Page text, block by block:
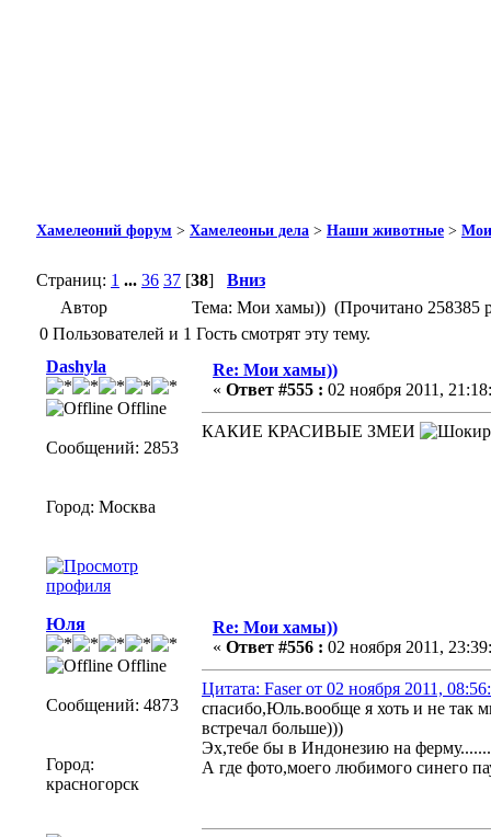
Хамелеоний форум > Хамелеоньи дела > Наши животные >
Страниц: 1 ... 36 37 [38] Вниз
Автор
Тема: Мои хамы)) (Прочитано 258385
0 Пользователей и 1 Гость смотрят эту тему.
Dashyla
Offline
Сообщений: 2853
Город: Москва
Re: Мои хамы))
« Ответ #555 : 02 ноября 2011,
КАКИЕ КРАСИВЫЕ ЗМЕИ
Юля
Offline
Сообщений: 4873
Город:
красногорск
Re: Мои хамы))
« Ответ #556 : 02 ноября 2011,
Цитата: Faser от 02 ноября 2011,
спасибо,Юль.вообще я хоть и не так
встречал больше)))
Эх,тебе бы в Индонезию на
А где фото,моего любимого синего